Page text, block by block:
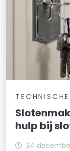
hulp bij
24